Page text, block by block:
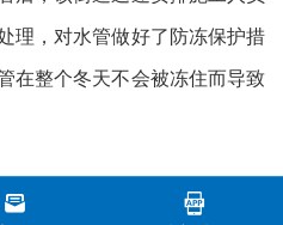
理，对水管做好了防冻保护措
在整个冬天不会被冻住而导致